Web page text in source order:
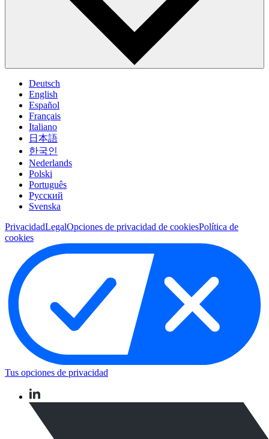
Deutsch
English
Español
Français
Italiano
日本語
한국인
Nederlands
Polski
Português
Pусский
Svenska
PrivacidadLegalOpciones de privacidad de cookiesPolítica de
cookies
Tus opciones de privacidad